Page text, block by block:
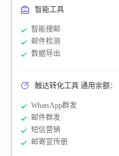
智能工具
智能搜邮
邮件检测
数据导出
触达转化工具 通用余额：
WhatsApp群发
邮件群发
短信营销
邮寄宣传册